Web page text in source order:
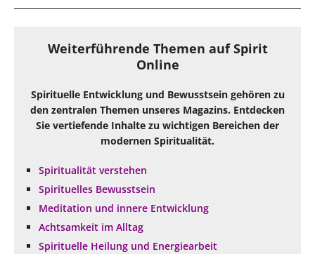
Weiterführende Themen auf Spirit
Online
Spirituelle Entwicklung und Bewusstsein gehören zu
den zentralen Themen unseres Magazins. Entdecken
Sie vertiefende Inhalte zu wichtigen Bereichen der
modernen Spiritualität.
Spiritualität verstehen
Spirituelles Bewusstsein
Meditation und innere Entwicklung
Achtsamkeit im Alltag
Spirituelle Heilung und Energiearbeit